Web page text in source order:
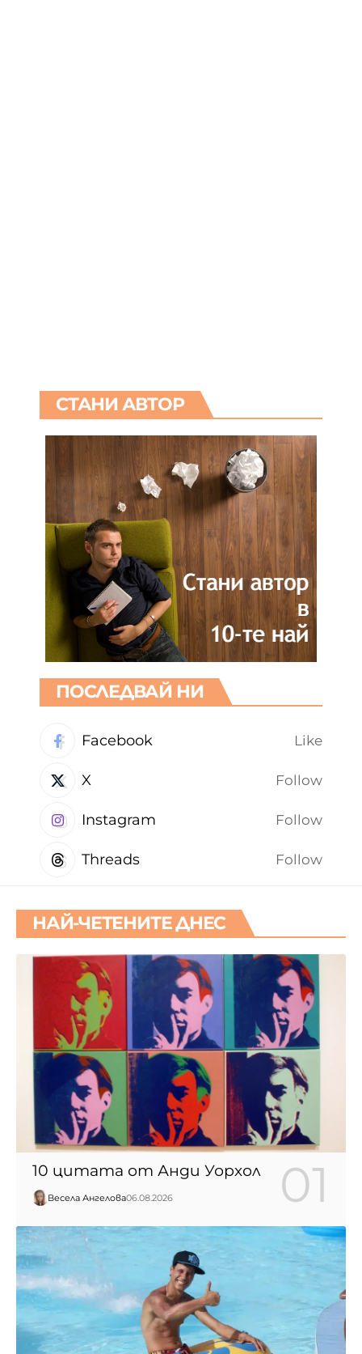
СТАНИ АВТОР
ПОСЛЕДВАЙ НИ
Facebook Like
X Follow
Instagram Follow
Threads Follow
НАЙ-ЧЕТЕНИТЕ ДНЕС
10 цитата от Анди Уорхол
Весела Ангелова06.08.2026